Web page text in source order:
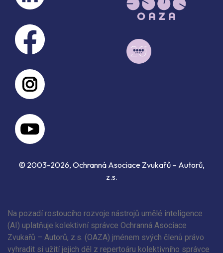
© 2003-2026, Ochranná Asociace Zvukařů – Autorů,
z.s.
Na pozadí rostoucího rozvoje nástrojů umělé inteligence
(AI) uplatňuje kolektivní správce Ochranná Asociace
Zvukařů – Autorů, z.s. (OAZA) jménem svých členů právo
vyhradit si užití jejich děl z repertoáru kolektivního správce